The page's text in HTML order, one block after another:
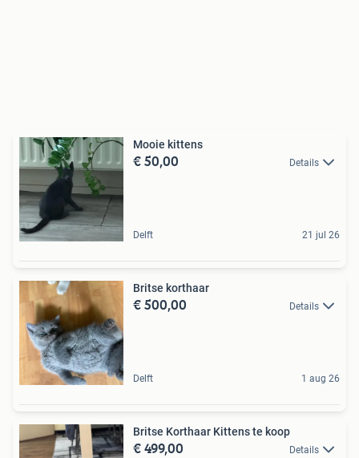
Mooie kittens
€ 50,00 Details
Delft 21 jul 26
Britse korthaar
€ 500,00 Details
Delft 1 aug 26
Britse Korthaar Kittens te koop
€ 499,00 Details